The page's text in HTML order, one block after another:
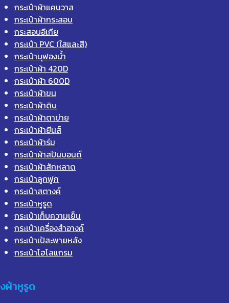
กระเป๋าผ้าแคนวาส
กระเป๋าผ้ากระสอบ
กระสอบอีเกีย
กระเป๋า PVC (ใสและสี)
กระเป๋าบุฟองน้ำ
กระเป๋าผ้า 420D
กระเป๋าผ้า 600D
กระเป๋าผ้าขน
กระเป๋าผ้าดิบ
กระเป๋าผ้าตาข่าย
กระเป๋าผ้ายีนส์
กระเป๋าผ้าร่ม
กระเป๋าผ้าสปันบอนด์
กระเป๋าผ้าสักหลาด
กระเป๋าลูกฟูก
กระเป๋าสตางค์
กระเป๋าหูรูด
กระเป๋าเก็บความเย็น
กระเป๋าเครื่องสำอางค์
กระเป๋าเป้สะพายหลัง
กระเป๋าโฮโลแกรม
ผ้าหูรูด